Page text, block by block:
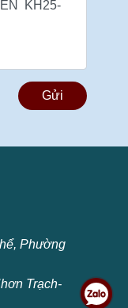
Gửi
Phường
Trạch-